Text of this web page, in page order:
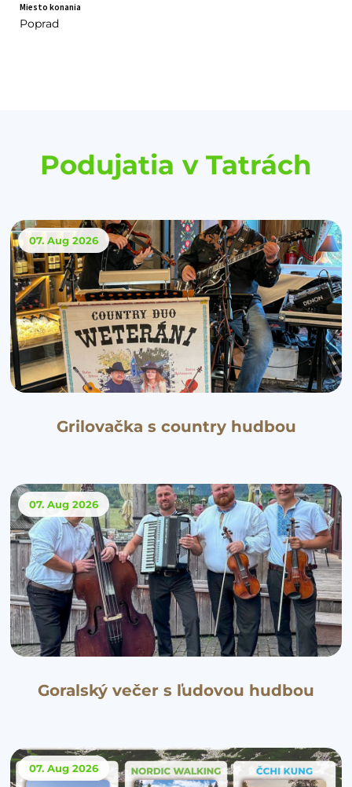
Miesto konania
Poprad
Podujatia v Tatrách
07. Aug 2026
Grilovačka s country hudbou
07. Aug 2026
Goralský večer s ľudovou hudbou
07. Aug 2026